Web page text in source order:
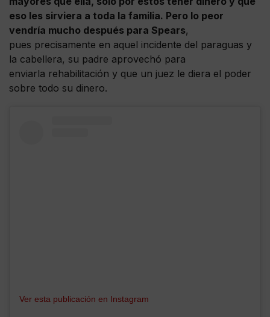
eso les sirviera a toda la familia. Pero lo peor
vendría mucho después para Spears,
pues precisamente en aquel incidente del paraguas y
la cabellera, su padre aprovechó para
enviarla rehabilitación y que un juez le diera el poder
sobre todo su dinero.
Ver esta publicación en Instagram